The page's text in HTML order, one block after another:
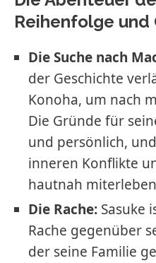
Reihenfolge und
Die Suche nach
der Geschichte
Konoha, um nach
Die Gründe für
und persönlich,
inneren Konflikte
hautnah
Die Rache: Sasuke
Rache gegenüber
der seine Familie